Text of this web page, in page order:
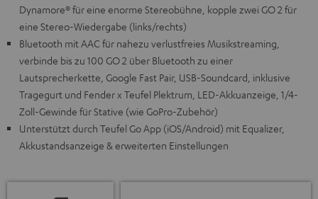
Dynamore® für eine enorme Stereobühne, kopple zwei GO 2 für
eine Stereo-Wiedergabe (links/rechts)
Bluetooth mit AAC für nahezu verlustfreies Musikstreaming,
verbinde bis zu 100 GO 2 über Bluetooth zu einer
Lautsprecherkette, Google Fast Pair, USB-Soundcard, inklusive
Tragegurt und Fender x Teufel Plektrum, LED-Akkuanzeige, 1/4-
Zoll-Gewinde für Stative (wie GoPro-Zubehör)
Unterstützt durch Teufel Go App (iOS/Android) mit Equalizer,
Akkustandsanzeige & erweiterten Einstellungen